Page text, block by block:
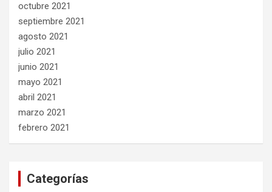
octubre 2021
septiembre 2021
agosto 2021
julio 2021
junio 2021
mayo 2021
abril 2021
marzo 2021
febrero 2021
Categorías